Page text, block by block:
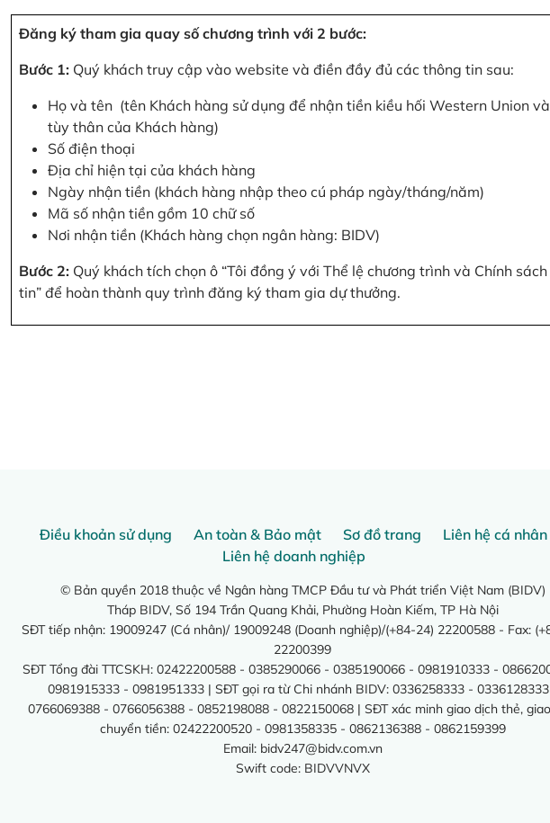
Đăng ký tham gia quay số chương trình với 2 bước:
Bước 1: Quý khách truy cập vào website và điền đầy đủ các thông tin sau:
Họ và tên (tên Khách hàng sử dụng để nhận tiền kiều hối Western Union
tùy thân của Khách hàng)
Số điện thoại
Địa chỉ hiện tại của khách hàng
Ngày nhận tiền (khách hàng nhập theo cú pháp ngày/tháng/năm)
Mã số nhận tiền gồm 10 chữ số
Nơi nhận tiền (Khách hàng chọn ngân hàng: BIDV)
Bước 2: Quý khách tích chọn ô “Tôi đồng ý với Thể lệ chương trình và Chính
tin” để hoàn thành quy trình đăng ký tham gia dự thưởng.
Điều khoản sử dụng An toàn & Bảo mật Sơ đồ trang
Liên hệ cá nhân
Liên hệ doanh nghiệp
© Bản quyền 2018 thuộc về Ngân hàng TMCP Đầu tư và Phát triển Việt Nam (BIDV)
Tháp BIDV, Số 194 Trần Quang Khải, Phường Hoàn Kiếm, TP Hà Nội
SĐT tiếp nhận: 19009247 (Cá nhân)/ 19009248 (Doanh nghiệp)/(+84-24) 22200588 - Fax:
22200399
SĐT Tổng đài TTCSKH: 02422200588 - 0385290066 - 0385190066 - 0981910333 -
0981915333 - 0981951333 | SĐT gọi ra từ Chi nhánh BIDV: 0336258333 -
0766069388 - 0766056388 - 0852198088 - 0822150068 | SĐT xác minh giao dịch thẻ,
chuyển tiền: 02422200520 - 0981358335 - 0862136388 - 0862159399
Email: bidv247@bidv.com.vn
Swift code: BIDVVNVX